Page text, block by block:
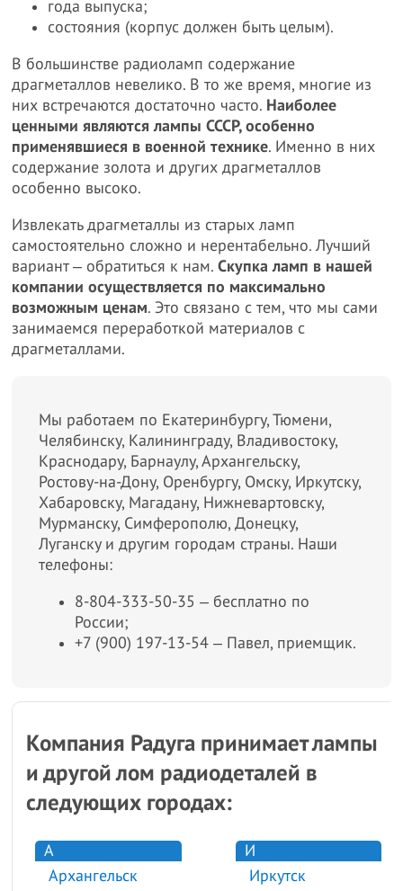
года выпуска;
состояния (корпус должен быть целым).
В большинстве радиоламп содержание
драгметаллов невелико. В то же время, многие из
них встречаются достаточно часто. Наиболее
ценными являются лампы СССР, особенно
применявшиеся в военной технике. Именно в них
содержание золота и других драгметаллов
особенно высоко.
Извлекать драгметаллы из старых ламп
самостоятельно сложно и нерентабельно. Лучший
вариант ‒ обратиться к нам.Скупка ламп в нашей
компании осуществляется по максимально
возможным ценам. Это связано с тем, что мы сами
занимаемся переработкой материалов с
драгметаллами.
Мы работаем по Екатеринбургу, Тюмени,
Челябинску, Калининграду, Владивостоку,
Краснодару, Барнаулу, Архангельску,
Ростову-на-Дону, Оренбургу, Омску, Иркутску,
Хабаровску, Магадану, Нижневартовску,
Мурманску, Симферополю, Донецку,
Луганску и другим городам страны. Наши
телефоны:
8-804-333-50-35 ‒ бесплатно по
России;
+7 (900) 197-13-54 ‒ Павел, приемщик.
Компания Радуга принимает лампы
и другой лом радиодеталей в
следующих городах:
А
Архангельск
И
Иркутск